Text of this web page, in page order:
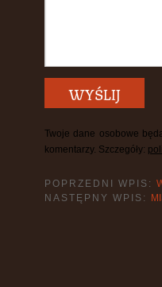
Twoje dane osobowe
komentarzy. Szczegóły:
POPRZEDNI WPIS:
NASTĘPNY WPIS: